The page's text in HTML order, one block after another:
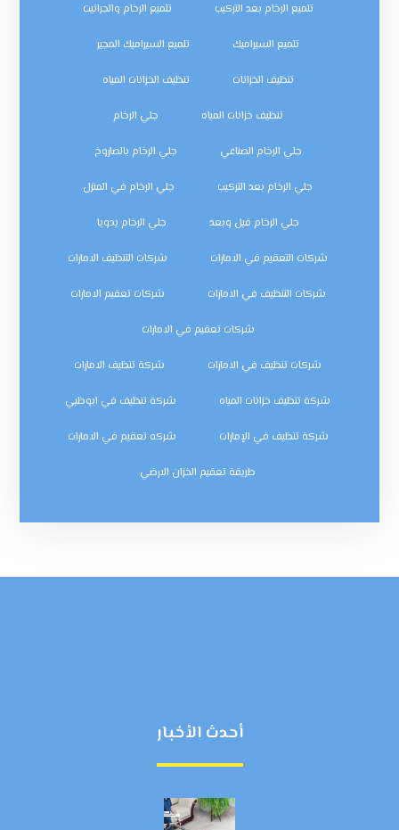
تلميع الرخام بعد التركيب تلميع الرخام والجرانيت
تلميع السيراميك تلميع السيراميك المجير
تنظيف الخزانات تنظيف الخزانات المياه
تنظيف خزانات المياه جلي الرخام
جلي الرخام الصناعي جلي الرخام بالصاروخ
جلي الرخام بعد التركيب جلي الرخام في المنزل
جلي الرخام قبل وبعد جلي الرخام يدويا
شركات التعقيم في الامارات شركات التنظيف الامارات
شركات التنظيف في الامارات شركات تعقيم الامارات
شركات تعقيم في الامارات
شركات تنظيف في الامارات شركة تنظيف الامارات
شركة تنظيف خزانات المياه شركة تنظيف في ابوظبي
شركة تنظيف في الإمارات شركه تعقيم في الامارات
طريقة تعقيم الخزان الارضي
أحدث الأخبار